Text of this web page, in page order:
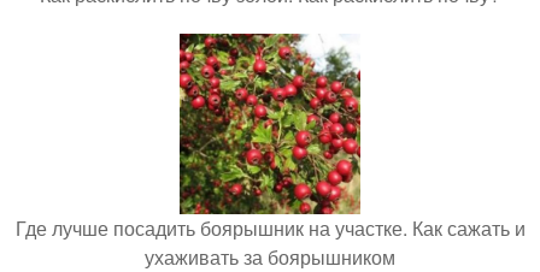
Где лучше посадить боярышник на участке. Как сажать и
ухаживать за боярышником